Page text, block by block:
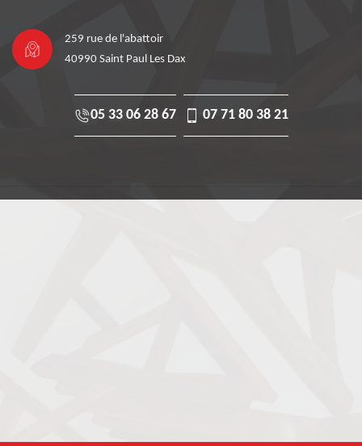
259 rue de l'abattoir
40990 Saint Paul Les Dax
05 33 06 28 67 07 71 80 38 21